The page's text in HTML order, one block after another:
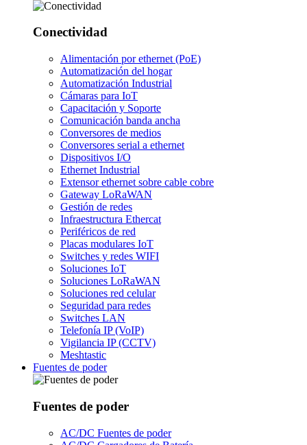
Conectividad
Alimentación por ethernet (PoE)
Automatización del hogar
Automatización Industrial
Cámaras para IoT
Capacitación y Soporte
Comunicación banda ancha
Conversores de medios
Conversores serial a ethernet
Dispositivos I/O
Ethernet Industrial
Extensor ethernet sobre cable cobre
Gateway LoRaWAN
Gestión de redes
Infraestructura Ethercat
Periféricos de red
Placas modulares IoT
Switches y redes WIFI
Soluciones IoT
Soluciones LoRaWAN
Soluciones red celular
Seguridad para redes
Switches LAN
Telefonía IP (VoIP)
Vigilancia IP (CCTV)
Meshtastic
Fuentes de poder
Fuentes de poder
AC/DC Fuentes de poder